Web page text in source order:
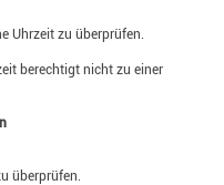
Uhrzeit zu überprüfen.
berechtigt nicht zu einer
überprüfen.